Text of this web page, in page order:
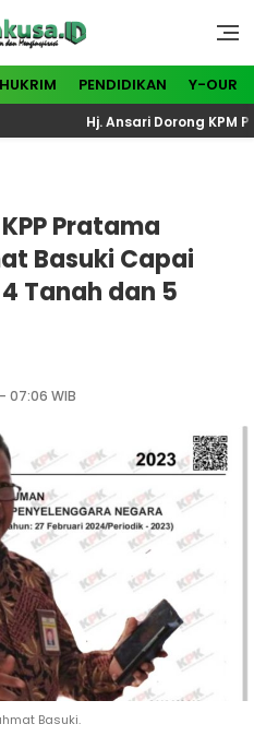
Menginspirasi
HUKRIM PENDIDIKAN Y-OUR
Hj. Ansari Dorong KPM
Pratama
Basuki Capai
Tanah dan 5
07:06 WIB
Basuki.